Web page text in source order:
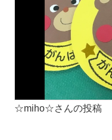
☆miho☆さんの投稿